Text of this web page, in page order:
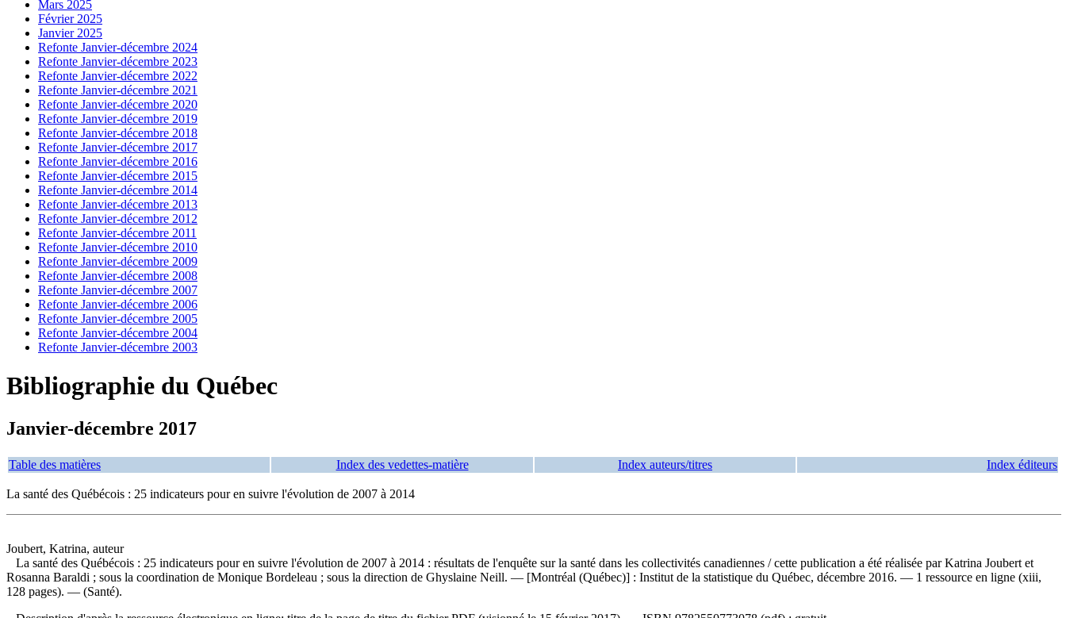
Mars 2025
Février 2025
Janvier 2025
Refonte Janvier-décembre 2024
Refonte Janvier-décembre 2023
Refonte Janvier-décembre 2022
Refonte Janvier-décembre 2021
Refonte Janvier-décembre 2020
Refonte Janvier-décembre 2019
Refonte Janvier-décembre 2018
Refonte Janvier-décembre 2017
Refonte Janvier-décembre 2016
Refonte Janvier-décembre 2015
Refonte Janvier-décembre 2014
Refonte Janvier-décembre 2013
Refonte Janvier-décembre 2012
Refonte Janvier-décembre 2011
Refonte Janvier-décembre 2010
Refonte Janvier-décembre 2009
Refonte Janvier-décembre 2008
Refonte Janvier-décembre 2007
Refonte Janvier-décembre 2006
Refonte Janvier-décembre 2005
Refonte Janvier-décembre 2004
Refonte Janvier-décembre 2003
Bibliographie du Québec
Janvier-décembre 2017
Table des matières Index des vedettes-matière Index auteurs/titres Index éditeurs
La santé des Québécois : 25 indicateurs pour en suivre l'évolution de 2007 à 2014
Joubert, Katrina, auteur
La santé des Québécois : 25 indicateurs pour en suivre l'évolution de 2007 à 2014 : résultats de l'enquête sur la santé dans les collectivités canadiennes / cette publication a été réalisée par Katrina Joubert et
Rosanna Baraldi ; sous la coordination de Monique Bordeleau ; sous la direction de Ghyslaine Neill. — [Montréal (Québec)] : Institut de la statistique du Québec, décembre 2016. — 1 ressource en ligne (xiii,
128 pages). — (Santé).